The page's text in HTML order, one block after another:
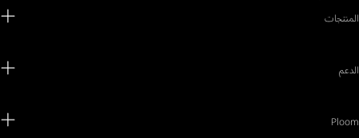
المنتجات
الدعم
Ploom